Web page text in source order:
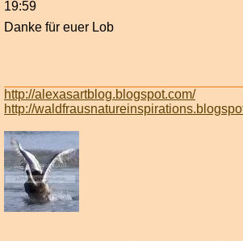
19:59
Danke für euer Lob
http://alexasartblog.blogspot.com/
http://